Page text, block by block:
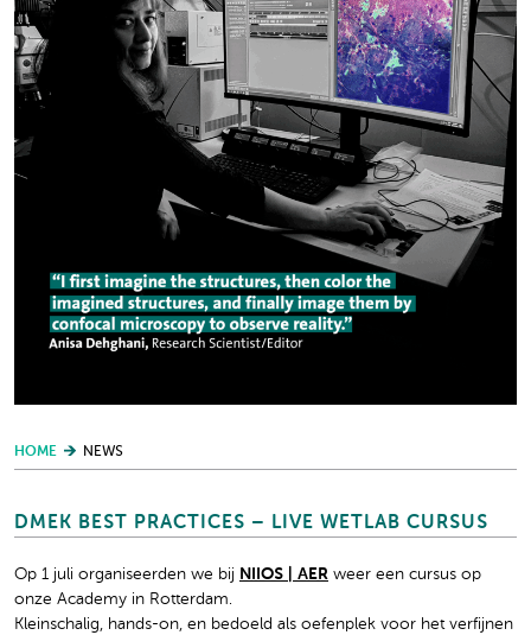
HOME NEWS
DMEK BEST PRACTICES – LIVE WETLAB CURSUS
Op 1 juli organiseerden we bij NIIOS | AER weer een cursus op
onze Academy in Rotterdam.
Kleinschalig, hands-on, en bedoeld als oefenplek voor het verfijnen